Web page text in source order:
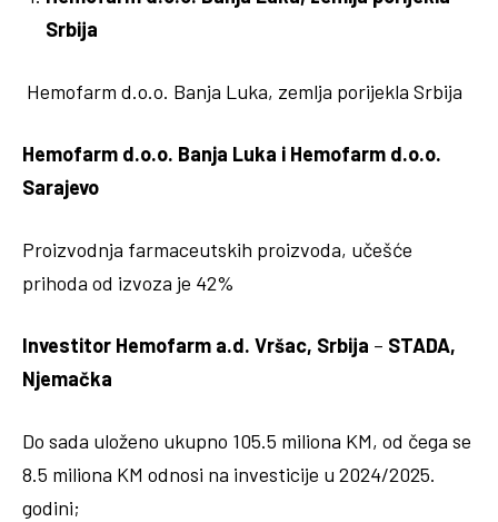
Srbija
Hemofarm d.o.o. Banja Luka, zemlja porijekla Srbija
Hemofarm d.o.o. Banja Luka i Hemofarm d.o.o.
Sarajevo
Proizvodnja farmaceutskih proizvoda, učešće
prihoda od izvoza je 42%
Investitor Hemofarm a.d. Vršac, Srbija – STADA,
Njemačka
Do sada uloženo ukupno 105.5 miliona KM, od čega se
8.5 miliona KM odnosi na investicije u 2024/2025.
godini;